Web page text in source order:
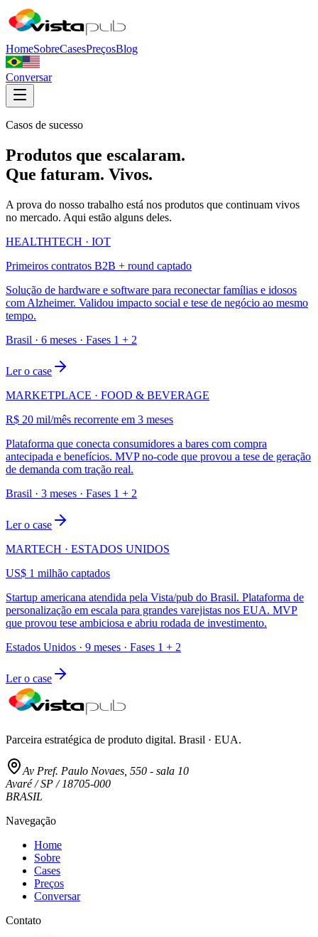
HomeSobreCasesPreçosBlog
Conversar
Casos de sucesso
Produtos que escalaram.
Que faturam. Vivos.
A prova do nosso trabalho está nos produtos que continuam vivos
no mercado. Aqui estão alguns deles.
HEALTHTECH · IOT
Primeiros contratos B2B + round captado
Solução de hardware e software para reconectar famílias e idosos
com Alzheimer. Validou impacto social e tese de negócio ao mesmo
tempo.
Brasil · 6 meses · Fases 1 + 2
Ler o case
MARKETPLACE · FOOD & BEVERAGE
R$ 20 mil/mês recorrente em 3 meses
Plataforma que conecta consumidores a bares com compra
antecipada e benefícios. MVP no-code que provou a tese de geração
de demanda com tração real.
Brasil · 3 meses · Fases 1 + 2
Ler o case
MARTECH · ESTADOS UNIDOS
US$ 1 milhão captados
Startup americana atendida pela Vista/pub do Brasil. Plataforma de
personalização em escala para grandes varejistas nos EUA. MVP
que provou tese ambiciosa e abriu rodada de investimento.
Estados Unidos · 9 meses · Fases 1 + 2
Ler o case
Parceira estratégica de produto digital. Brasil · EUA.
Av Pref. Paulo Novaes, 550 - sala 10
Avaré / SP / 18705-000
BRASIL
Navegação
Home
Sobre
Cases
Preços
Conversar
Contato